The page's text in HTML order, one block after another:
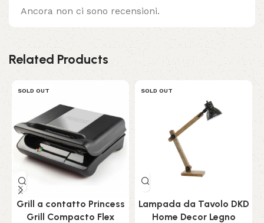
Ancora non ci sono recensioni.
Related Products
SOLD OUT
Grill a contatto Princess
Grill Compacto Flex
SOLD OUT
Lampada da Tavolo DKD
Home Decor Legno